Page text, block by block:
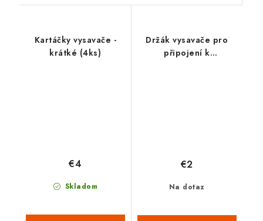
Kartáčky vysavače -
krátké (4ks)
Skladom
€4
Držák vysavače pro
připojení k
Na dotaz
€2